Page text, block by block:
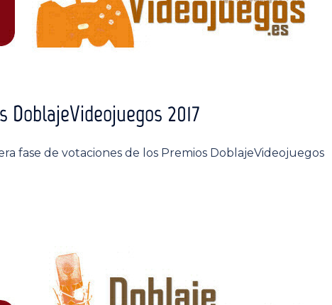
2017
fase de votaciones de los Premios DoblajeVideojuegos